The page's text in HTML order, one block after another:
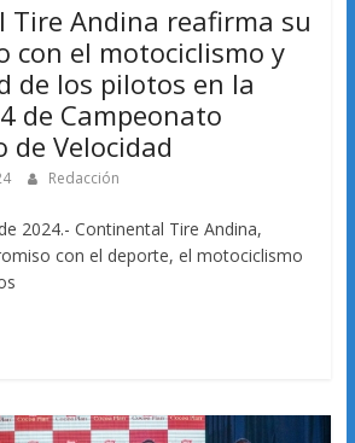
Tire Andina reafirma su
con el motociclismo y
de los pilotos en la
de Campeonato
de Velocidad
Redacción
2024.- Continental Tire Andina,
con el deporte, el motociclismo